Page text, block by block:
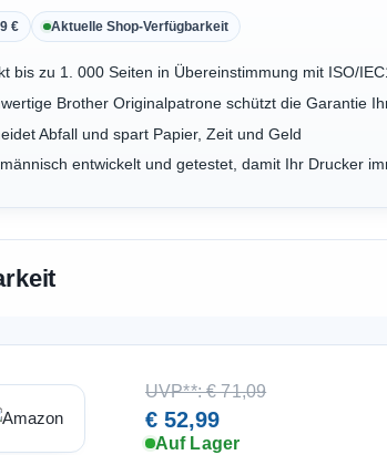
€ Aktuelle Shop-Verfügbarkeit
bis zu 1. 000 Seiten in Übereinstimmung mit ISO/
Brother Originalpatrone schützt die Garantie
Abfall und spart Papier, Zeit und Geld
entwickelt und getestet, damit Ihr Drucker
UVP**: € 71,09
€ 52,99
Auf Lager